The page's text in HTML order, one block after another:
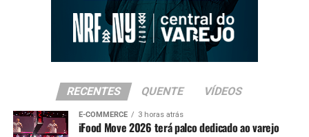
RECENTES QUENTE VÍDEOS
E-COMMERCE 3 horas atrás
iFood Move 2026 terá palco dedicado ao varejo